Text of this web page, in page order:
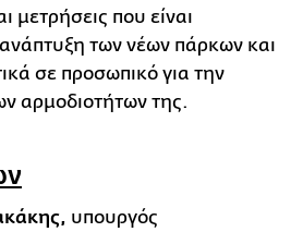
μετρήσεις που είναι
των νέων πάρκων και
σε προσωπικό για την
αρμοδιοτήτων της.
υπουργός